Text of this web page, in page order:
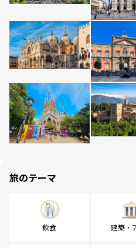
旅のテーマ
飲食 建築・